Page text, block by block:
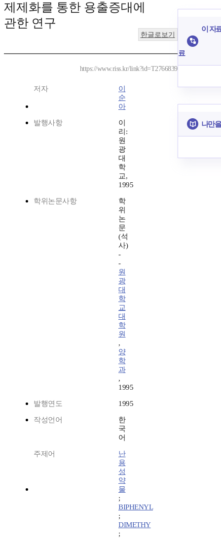
제제화를 통한 용출증대에
관한 연구
한글로보기
https://www.riss.kr/link?id=T2766839
저자
이
순
아
발행사항
이
리:
원
광
대
학
교,
1995
학위논문사항
학
위
논
문
(석
사)
-
-
원
광
대
학
교
대
학
원
,
양
학
과
,
1995
발행연도 1995
작성언어
한
국
어
주제어
난
용
성
약
물
;
BIPHENYL
;
DIMETHY
;
이 자
료
나만